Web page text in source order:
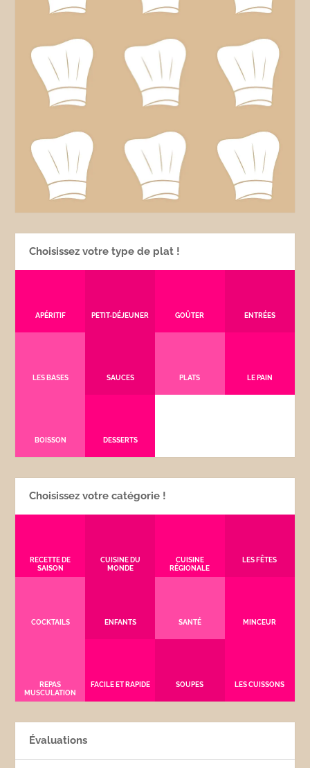
Choisissez votre type de plat !
APÉRITIF PETIT-DÉJEUNER GOÛTER ENTRÉES
LES BASES SAUCES PLATS LE PAIN
BOISSON DESSERTS
Choisissez votre catégorie !
RECETTE DE
SAISON
CUISINE DU
MONDE
CUISINE
RÉGIONALE
LES FÊTES
COCKTAILS ENFANTS SANTÉ MINCEUR
REPAS
MUSCULATION
FACILE ET RAPIDE SOUPES LES CUISSONS
Évaluations